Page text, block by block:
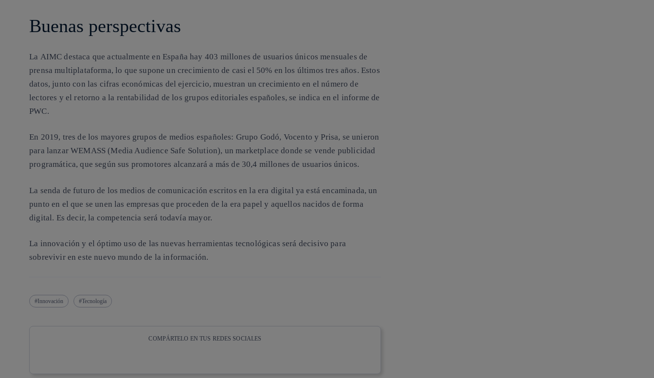
Buenas perspectivas
La AIMC destaca que actualmente en España hay 403 millones de usuarios únicos mensuales de
prensa multiplataforma, lo que supone un crecimiento de casi el 50% en los últimos tres años. Estos
datos, junto con las cifras económicas del ejercicio, muestran un crecimiento en el número de
lectores y el retorno a la rentabilidad de los grupos editoriales españoles, se indica en el informe de
PWC.
En 2019, tres de los mayores grupos de medios españoles: Grupo Godó, Vocento y Prisa, se unieron
para lanzarWEMASS (Media Audience Safe Solution), un marketplace donde se vende publicidad
programática, que según sus promotores alcanzará a más de 30,4 millones de usuarios únicos.
La senda de futuro de los medios de comunicación escritos en la era digital ya está encaminada, un
punto en el que se unen las empresas que proceden de la era papel y aquellos nacidos de forma
digital. Es decir, la competencia será todavía mayor.
La innovación y el óptimo uso de las nuevas herramientas tecnológicas será decisivo para
sobrevivir en este nuevo mundo de la información.
Innovación Tecnología
COMPÁRTELO EN TUS REDES SOCIALES